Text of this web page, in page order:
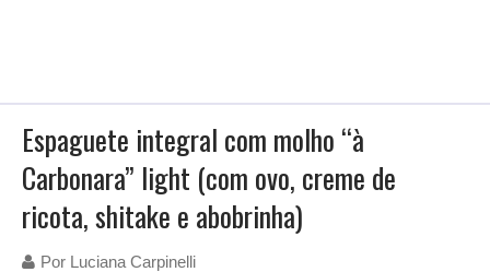
Espaguete integral com molho “à
Carbonara” light (com ovo, creme de
ricota, shitake e abobrinha)
Por Luciana Carpinelli